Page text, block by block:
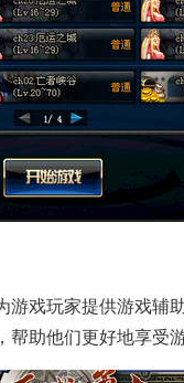
戏玩家提供游戏辅
助他们更好地享受游